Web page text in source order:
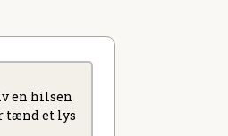
en hilsen
tænd et lys